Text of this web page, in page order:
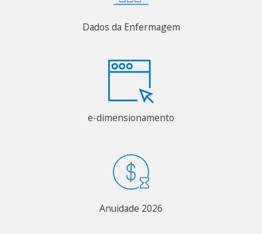
Dados da Enfermagem
e-dimensionamento
Anuidade 2026